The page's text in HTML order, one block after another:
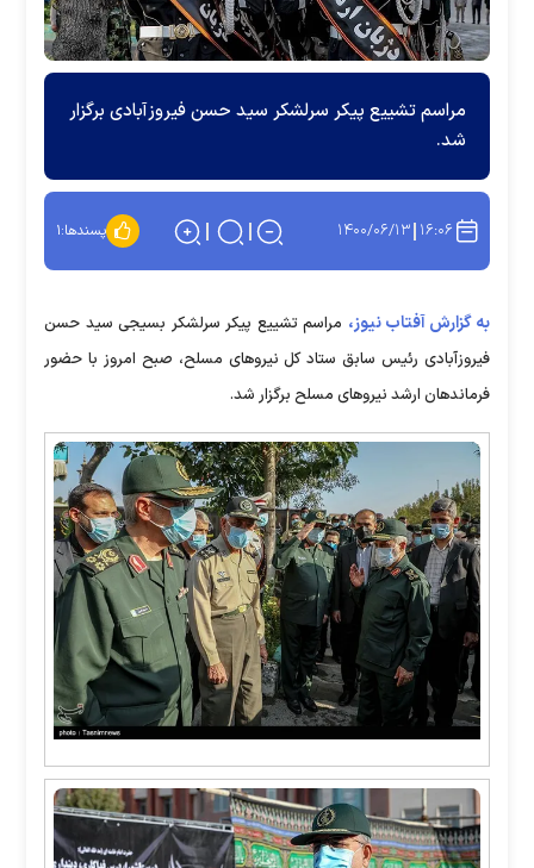
مراسم تشییع پیکر سرلشکر سید حسن فیروزآبادی برگزار
شد.
۱۶:۰۶ ۱۴۰۰/۰۶/۱۳ پسندها:۱
به گزارش آفتاب نیوز، مراسم تشییع پیکر سرلشکر بسیجی سید حسن
فیروزآبادی رئیس سابق ستاد کل نیروهای مسلح، صبح امروز با حضور
فرماندهان ارشد نیروهای مسلح برگزار شد.